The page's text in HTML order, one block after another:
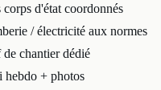
corps d'état coordonnés
/ électricité aux normes
de chantier dédié
hebdo + photos